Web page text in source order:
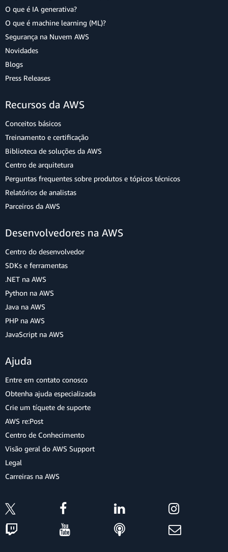
O que é IA generativa?
O que é machine learning (ML)?
Segurança na Nuvem AWS
Novidades
Blogs
Press Releases
Recursos da AWS
Conceitos básicos
Treinamento e certificação
Biblioteca de soluções da AWS
Centro de arquitetura
Perguntas frequentes sobre produtos e tópicos técnicos
Relatórios de analistas
Parceiros da AWS
Desenvolvedores na AWS
Centro do desenvolvedor
SDKs e ferramentas
.NET na AWS
Python na AWS
Java na AWS
PHP na AWS
JavaScript na AWS
Ajuda
Entre em contato conosco
Obtenha ajuda especializada
Crie um tíquete de suporte
AWS re:Post
Centro de Conhecimento
Visão geral do AWS Support
Legal
Carreiras na AWS